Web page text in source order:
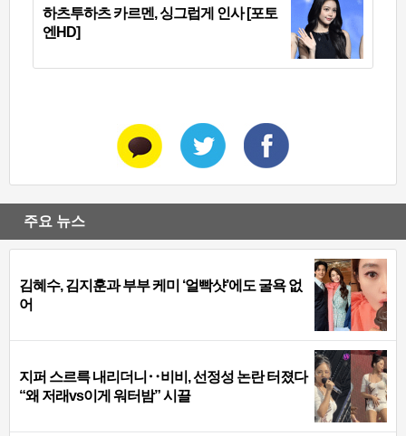
하츠투하츠 카르멘, 싱그럽게 인사 [포토
엔HD]
주요 뉴스
김혜수, 김지훈과 부부 케미 ‘얼빡샷’에도 굴욕 없
어
지퍼 스르륵 내리더니‥비비, 선정성 논란 터졌다
“왜 저래vs이게 워터밤” 시끌